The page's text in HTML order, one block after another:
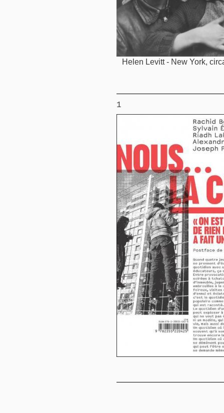
Helen Levitt - New York,
1